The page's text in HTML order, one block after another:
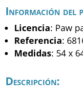
Rubble
Chase
Marshall
(6816_01)
Información del
Licencia: Paw
Referencia:
Medidas: 54 x
Descripción: